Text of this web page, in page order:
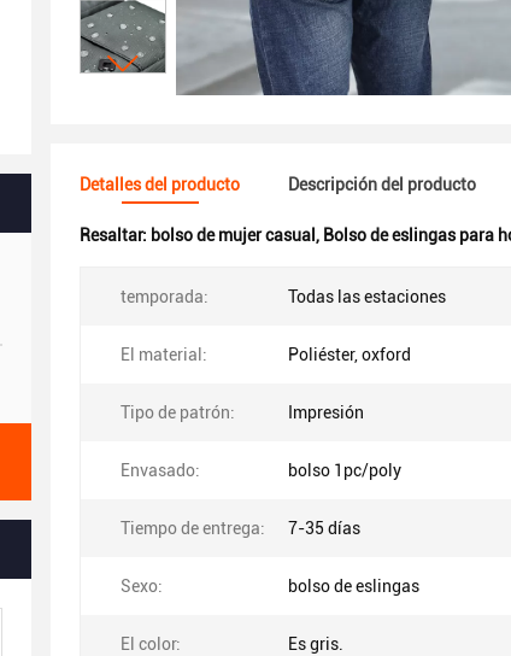
Detalles del producto Descripción del producto
Resaltar: bolso de mujer casual , Bolso de eslingas para
temporada: Todas las estaciones
El material: Poliéster, oxford
Tipo de patrón: Impresión
Envasado: bolso 1pc/poly
Tiempo de entrega: 7-35 días
Sexo: bolso de eslingas
El color: Es gris.